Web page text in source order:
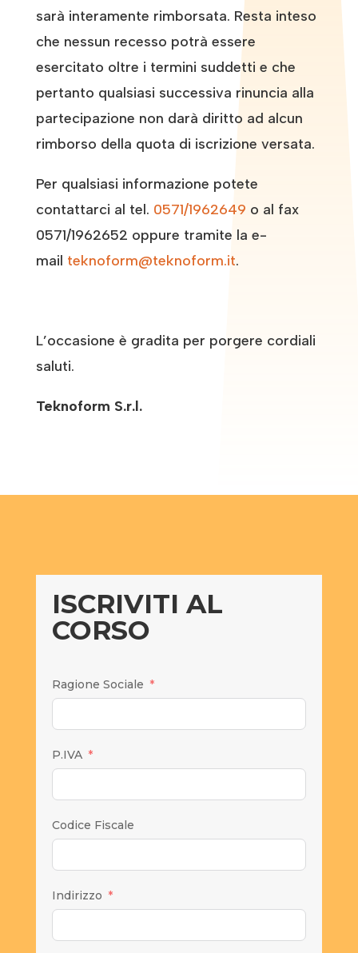
sarà interamente rimborsata. Resta inteso
che nessun recesso potrà essere
esercitato oltre i termini suddetti e che
pertanto qualsiasi successiva rinuncia alla
partecipazione non darà diritto ad alcun
rimborso della quota di iscrizione versata.
Per qualsiasi informazione potete
contattarci al tel. 0571/1962649 o al fax
0571/1962652 oppure tramite la e-
mail teknoform@teknoform.it.
L’occasione è gradita per porgere cordiali
saluti.
Teknoform S.r.l.
ISCRIVITI AL
CORSO
Ragione Sociale
P.IVA
Codice Fiscale
Indirizzo